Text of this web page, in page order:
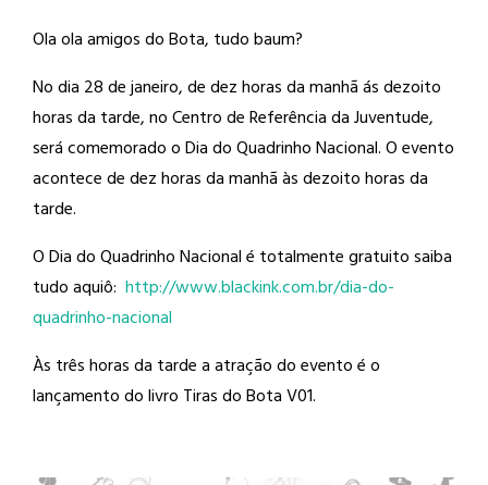
Ola ola amigos do Bota, tudo baum?
No dia 28 de janeiro, de dez horas damanhã ás dezoito
horas da tarde, no Centro de Referência da Juventude,
será comemorado o Dia do Quadrinho Nacional. O evento
acontece de dez horas da manhã às dezoito horas da
tarde.
O Dia do Quadrinho Nacional é totalmente gratuito saiba
tudo aquiô: http://www.blackink.com.br/dia-do-
quadrinho-nacional
Às três horas da tarde a atração do evento é o
lançamento do livro Tiras do Bota V01.